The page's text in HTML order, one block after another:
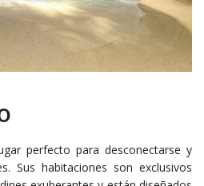
perfecto para desconectarse y
Sus habitaciones son exclusivos